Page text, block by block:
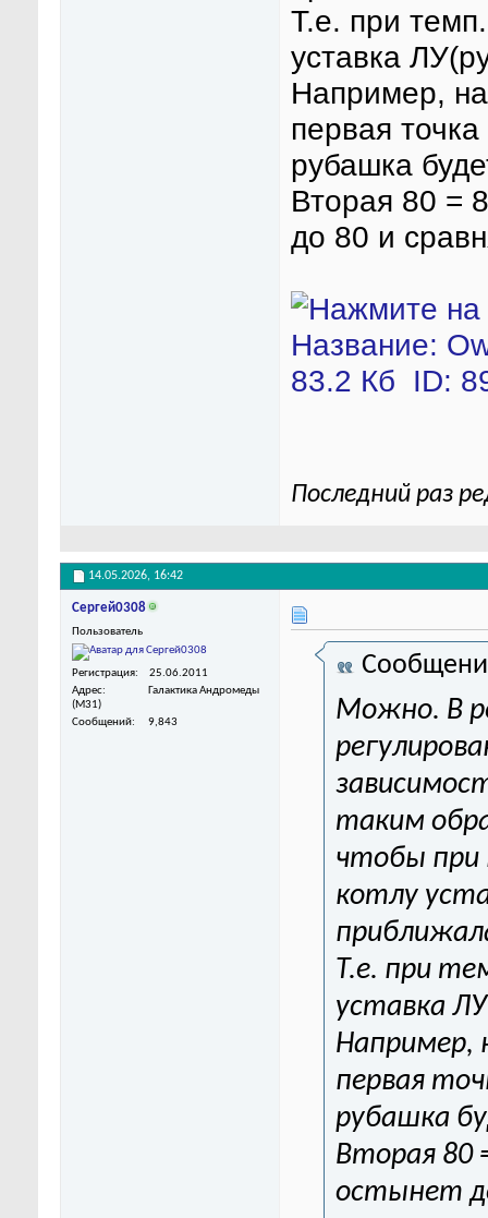
Т.е. при
уставка
Например,
первая
рубашка
Вторая 80 =
до 80 и
Последний раз
14.05.2026, 16:42
Сергей0308
Пользователь
Регистрация
25.06.2011
Адрес
Галактика Андромеды
(M31)
Сообщений
9,843
Можно. В
таким
чтобы при
котлу
Т.е. при
уставка
Например,
первая
рубашка
Вторая 80
остынет